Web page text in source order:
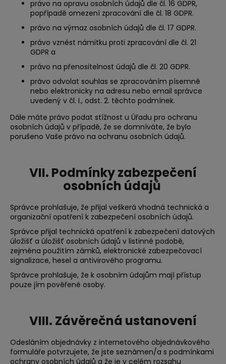
právo na opravu osobních údajů dle čl. 16 GDPR,
popřípadě omezení zpracování dle čl. 18 GDPR.
právo na výmaz osobních údajů dle čl. 17 GDPR.
právo vznést námitku proti zpracování dle čl. 21
GDPR a
právo na přenositelnost údajů dle čl. 20 GDPR.
právo odvolat souhlas se zpracováním písemně
nebo elektronicky na adresu nebo email správce
uvedený v čl. I., odst. 2. těchto podmínek.
Dále máte právo podat stížnost u Úřadu pro ochranu
osobních údajů v případě, že se domníváte, že bylo
porušeno Vaše právo na ochranu osobních údajů.
VII. Podmínky zabezpečení
osobních údajů
Správce prohlašuje, že přijal veškerá vhodná technická a
organizační opatření k zabezpečení osobních údajů.
Správce přijal technická opatření k zabezpečení datových
úložišť a úložišť osobních údajů v listinné podobě,
zejména použitím zámků, elektronické zabezpečovací
signalizace, hesel a antivirového programu.
Správce prohlašuje, že k osobním údajům mají přístup
pouze jím pověřené osoby.
VIII. Závěrečná ustanovení
Odesláním objednávky z internetového objednávkového
formuláře potvrzujete, že jste seznámen/a s podmínkami
ochrany osobních údajů a že je v celém rozsahu